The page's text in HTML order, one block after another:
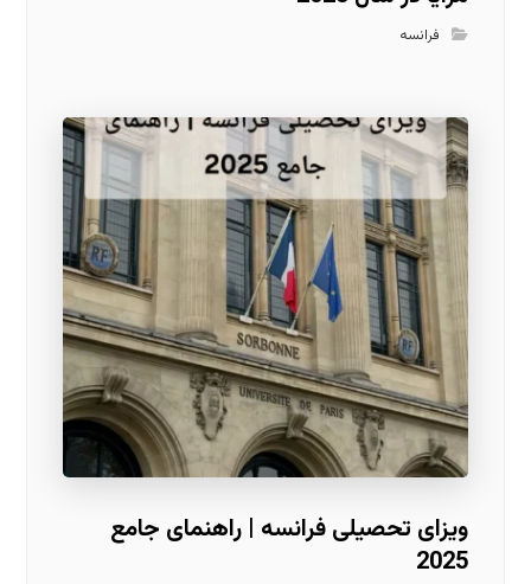
فرانسه
ویزای تحصیلی فرانسه | راهنمای جامع
2025